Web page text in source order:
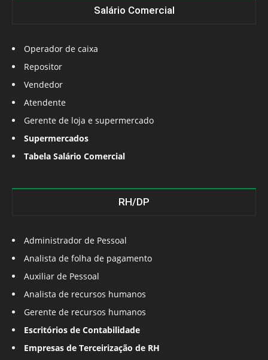
Salário Comercial
Operador de caixa
Repositor
Vendedor
Atendente
Gerente de loja e supermercado
Supermercados
Tabela Salário Comercial
RH/DP
Administrador de Pessoal
Analista de folha de pagamento
Auxiliar de Pessoal
Analista de recursos humanos
Gerente de recursos humanos
Escritórios de Contabilidade
Empresas de Terceirização de RH